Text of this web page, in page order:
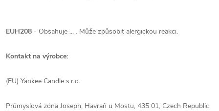
EUH208 - Obsahuje ... . Může způsobit alergickou reakci.
Kontakt na výrobce:
(EU) Yankee Candle s.r.o.
Průmyslová zóna Joseph, Havraň u Mostu, 435 01, Czech Republic